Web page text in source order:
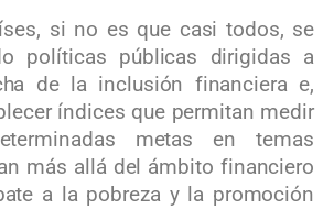
si no es que casi todos, se
políticas públicas dirigidas a
de la inclusión financiera e,
índices que permitan medir
metas en temas
más allá del ámbito financiero
a la pobreza y la promoción